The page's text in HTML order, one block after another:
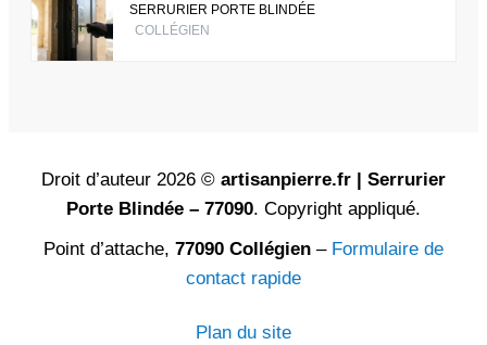
SERRURIER PORTE BLINDÉE
COLLÉGIEN
Droit d’auteur 2026 © artisanpierre.fr | Serrurier
Porte Blindée – 77090. Copyright appliqué.
Point d’attache, 77090 Collégien – Formulaire de
contact rapide
Plan du site